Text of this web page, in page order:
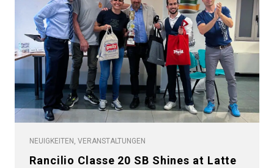
NEUIGKEITEN, VERANSTALTUNGEN
Rancilio Classe 20 SB Shines at Latte